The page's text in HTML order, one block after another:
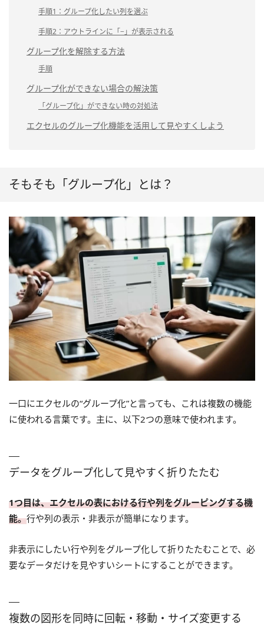
手順1：グループ化したい列を選ぶ
手順2：アウトラインに「−」が表示される
グループ化を解除する方法
手順
グループ化ができない場合の解決策
「グループ化」ができない時の対処法
エクセルのグループ化機能を活用して見やすくしよう
そもそも「グループ化」とは？
一口にエクセルの“グループ化”と言っても、これは複数の機能
に使われる言葉です。主に、以下2つの意味で使われます。
データをグループ化して見やすく折りたたむ
1つ目は、エクセルの表における行や列をグルーピングする機
能。行や列の表示・非表示が簡単になります。
非表示にしたい行や列をグループ化して折りたたむことで、必
要なデータだけを見やすいシートにすることができます。
複数の図形を同時に回転・移動・サイズ変更する